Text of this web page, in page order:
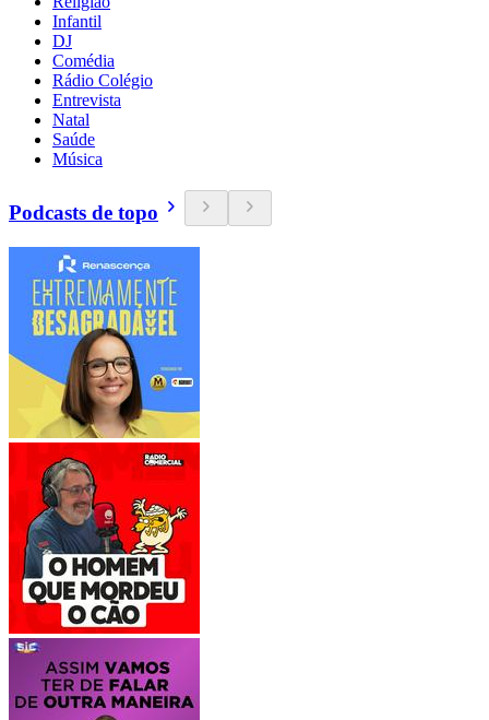
Infantil
DJ
Comédia
Rádio Colégio
Entrevista
Natal
Saúde
Música
Podcasts de topo